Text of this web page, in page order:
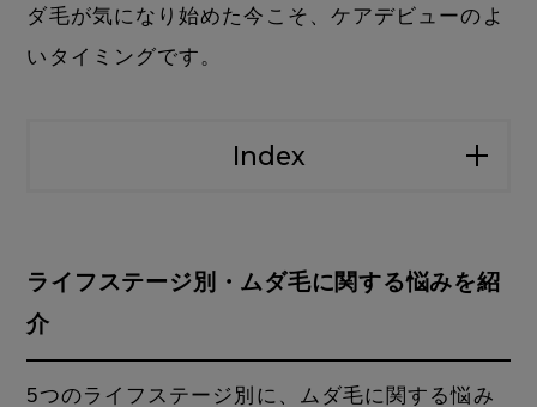
ダ毛が気になり始めた今こそ、ケアデビューのよ
いタイミングです。
Index
ライフステージ別・ムダ毛に関する悩みを紹
介
5つのライフステージ別に、ムダ毛に関する悩み